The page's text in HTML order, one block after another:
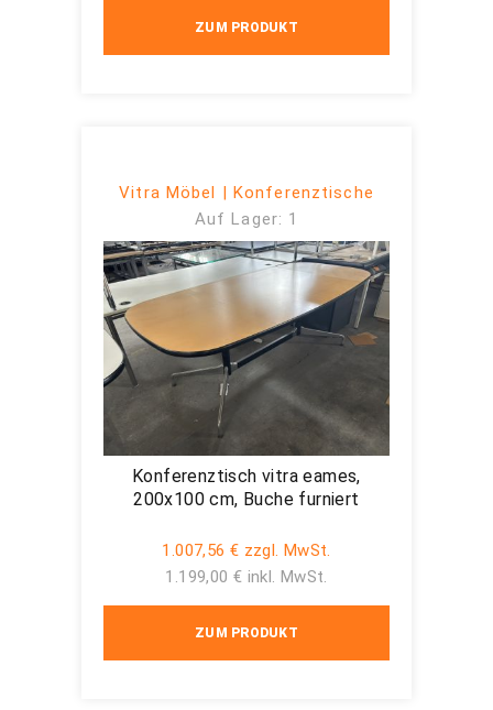
ZUM PRODUKT
Vitra Möbel | Konferenztische
Auf Lager: 1
Konferenztisch vitra eames,
200x100 cm, Buche furniert
1.007,56 € zzgl. MwSt.
1.199,00 € inkl. MwSt.
ZUM PRODUKT